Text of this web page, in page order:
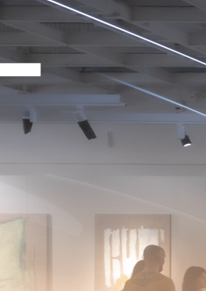
Фотографии Команда
события ярмарки
объективе фотографов.